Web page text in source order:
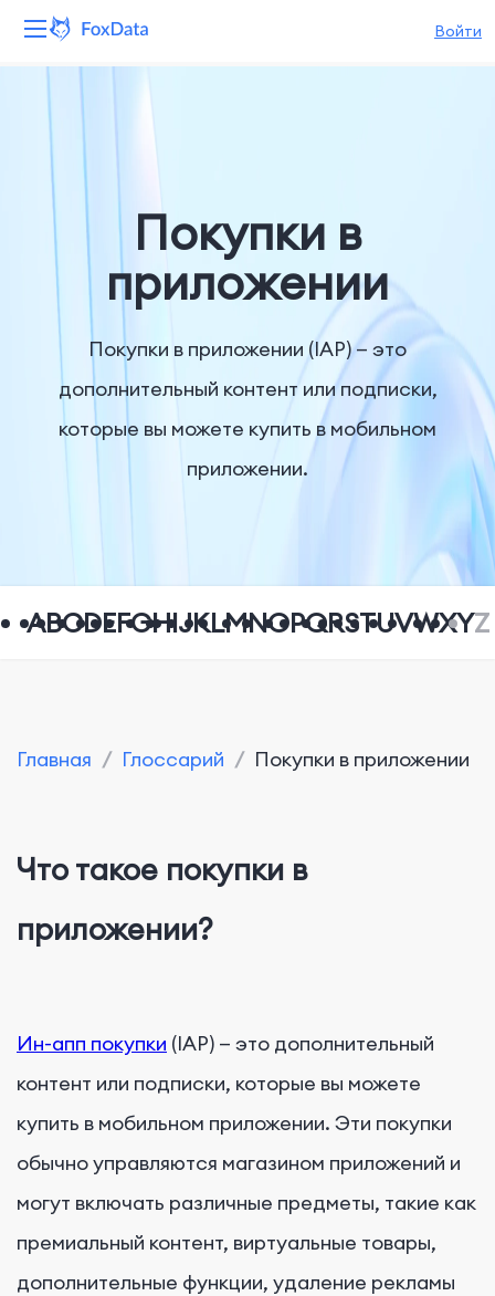
Войти
Решения
Ресурсы
Покупки в
приложении
Покупки в приложении (IAP) — это
дополнительный контент или подписки,
которые вы можете купить в мобильном
приложении.
ABCDEFGHIJKLMNOPQRSTUVWXYZ
Главная / Глоссарий / Покупки в приложении
Что такое покупки в
приложении?
Ин-апп покупки (IAP) — это дополнительный
контент или подписки, которые вы можете
купить в мобильном приложении. Эти покупки
обычно управляются магазином приложений и
могут включать различные предметы, такие как
премиальный контент, виртуальные товары,
дополнительные функции, удаление рекламы